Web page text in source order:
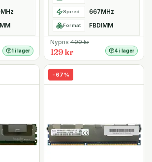
1 i lager
Speed 667MHz
Format FBDIMM
Nypris 499kr
129 kr 4 i lager
- 67 %